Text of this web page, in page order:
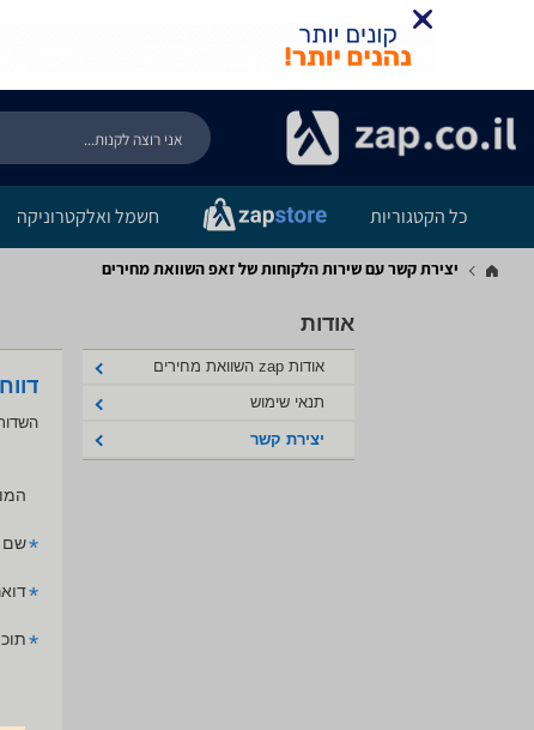
כל הקטגוריות חשמל ואלקטרוניקה
יצירת קשר עם שירות הלקוחות של זאפ השוואת מחירים
אודות
אודות zap השוואת מחירים
תנאי שימוש
יצירת קשר
*שם
*
*